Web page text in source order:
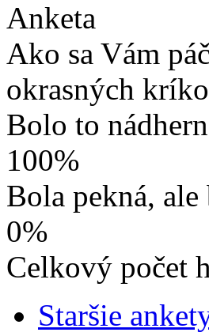
Anketa
Ako sa Vám
okrasných
Bolo to
100%
Bola pekná,
0%
Celkový počet
Staršie